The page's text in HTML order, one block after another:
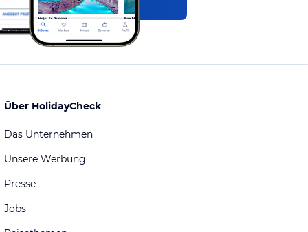
Über HolidayCheck
Das Unternehmen
Unsere Werbung
Presse
Jobs